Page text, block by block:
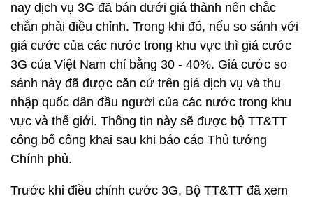
nay dịch vụ 3G đã bán dưới giá thành nên chắc
chắn phải điều chỉnh. Trong khi đó, nếu so sánh với
giá cước của các nước trong khu vực thì giá cước
3G của Việt Nam chỉ bằng 30 - 40%. Giá cước so
sánh này đã được căn cứ trên giá dịch vụ và thu
nhập quốc dân đầu người của các nước trong khu
vực và thế giới. Thông tin này sẽ được bộ TT&TT
công bố công khai sau khi báo cáo Thủ tướng
Chính phủ.
Trước khi điều chỉnh cước 3G, Bộ TT&TT đã xem